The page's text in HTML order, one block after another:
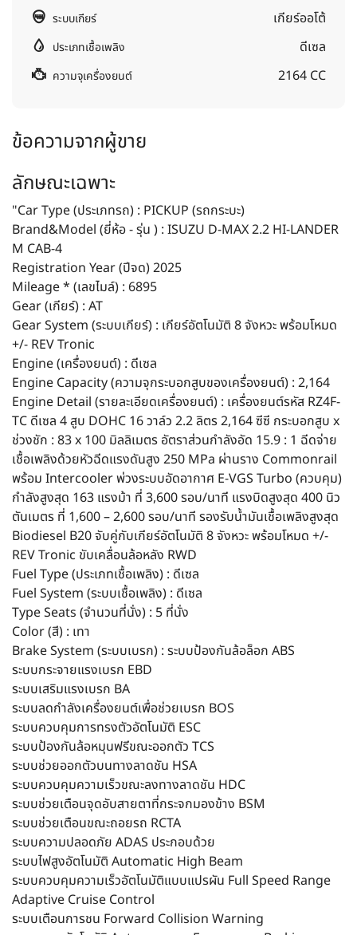
ระบบเกียร์ เกียร์ออโต้
ประเภทเชื้อเพลิง ดีเซล
ความจุเครื่องยนต์ 2164 CC
ข้อความจากผู้ขาย
ลักษณะเฉพาะ
"Car Type (ประเภทรถ) : PICKUP (รถกระบะ)
Brand&Model (ยี่ห้อ - รุ่น ) : ISUZU D-MAX 2.2 HI-LANDER
M CAB-4
Registration Year (ปีจด) 2025
Mileage * (เลขไมล์) : 6895
Gear (เกียร์) : AT
Gear System (ระบบเกียร์) : เกียร์อัตโนมัติ 8 จังหวะ พร้อมโหมด
+/- REV Tronic
Engine (เครื่องยนต์) : ดีเซล
Engine Capacity (ความจุกระบอกสูบของเครื่องยนต์) : 2,164
Engine Detail (รายละเอียดเครื่องยนต์) : เครื่องยนต์รหัส RZ4F-
TC ดีเซล 4 สูบ DOHC 16 วาล์ว 2.2 ลิตร 2,164 ซีซี กระบอกสูบ x
ช่วงชัก : 83 x 100 มิลลิเมตร อัตราส่วนกำลังอัด 15.9 : 1 ฉีดจ่าย
เชื้อเพลิงด้วยหัวฉีดแรงดันสูง 250 MPa ผ่านราง Commonrail
พร้อม Intercooler พ่วงระบบอัดอากาศ E-VGS Turbo (ควบคุม)
กำลังสูงสุด 163 แรงม้า ที่ 3,600 รอบ/นาที แรงบิดสูงสุด 400 นิว
ตันเมตร ที่ 1,600 – 2,600 รอบ/นาที รองรับน้ำมันเชื้อเพลิงสูงสุด
Biodiesel B20 จับคู่กับเกียร์อัตโนมัติ 8 จังหวะ พร้อมโหมด +/-
REV Tronic ขับเคลื่อนล้อหลัง RWD
Fuel Type (ประเภทเชื้อเพลิง) : ดีเซล
Fuel System (ระบบเชื้อเพลิง) : ดีเซล
Type Seats (จำนวนที่นั่ง) : 5 ที่นั่ง
Color (สี) : เทา
Brake System (ระบบเบรก) : ระบบป้องกันล้อล็อก ABS
ระบบกระจายแรงเบรก EBD
ระบบเสริมแรงเบรก BA
ระบบลดกําลังเครื่องยนต์เพื่อช่วยเบรก BOS
ระบบควบคุมการทรงตัวอัตโนมัติ ESC
ระบบป้องกันล้อหมุนฟรีขณะออกตัว TCS
ระบบช่วยออกตัวบนทางลาดชัน HSA
ระบบควบคุมความเร็วขณะลงทางลาดชัน HDC
ระบบช่วยเตือนจุดอับสายตาที่กระจกมองข้าง BSM
ระบบช่วยเตือนขณะถอยรถ RCTA
ระบบความปลอดภัย ADAS ประกอบด้วย
ระบบไฟสูงอัตโนมัติ Automatic High Beam
ระบบควบคุมความเร็วอัตโนมัติแบบแปรผัน Full Speed Range
Adaptive Cruise Control
ระบบเตือนการชน Forward Collision Warning